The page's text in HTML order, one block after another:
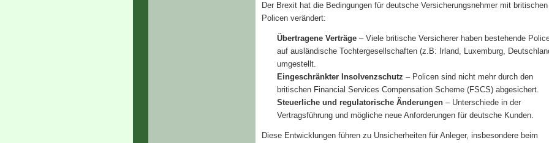
Der Brexit hat die Bedingungen für deutsche Versicherungsnehmer mit britischen
Policen verändert:
Übertragene Verträge – Viele britische Versicherer haben bestehende
auf ausländische Tochtergesellschaften (z.B: Irland, Luxemburg,
umgestellt.
Eingeschränkter Insolvenzschutz – Policen sind nicht mehr durch den
britischen Financial Services Compensation Scheme (FSCS) abgesichert.
Steuerliche und regulatorische Änderungen – Unterschiede in der
Vertragsführung und mögliche neue Anforderungen für deutsche Kunden.
Diese Entwicklungen führen zu Unsicherheiten für Anleger, insbesondere beim